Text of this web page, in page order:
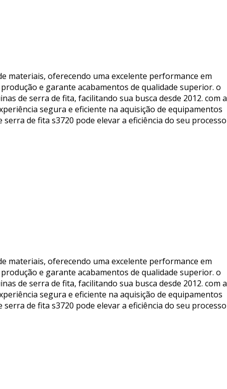
materiais, oferecendo uma excelente performance em
e garante acabamentos de qualidade superior. o
de serra de fita, facilitando sua busca desde 2012. com a
segura e eficiente na aquisição de equipamentos
de fita s3720 pode elevar a eficiência do seu processo
materiais, oferecendo uma excelente performance em
e garante acabamentos de qualidade superior. o
de serra de fita, facilitando sua busca desde 2012. com a
segura e eficiente na aquisição de equipamentos
de fita s3720 pode elevar a eficiência do seu processo